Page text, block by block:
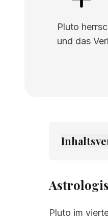
Pluto
und das
Pluto im